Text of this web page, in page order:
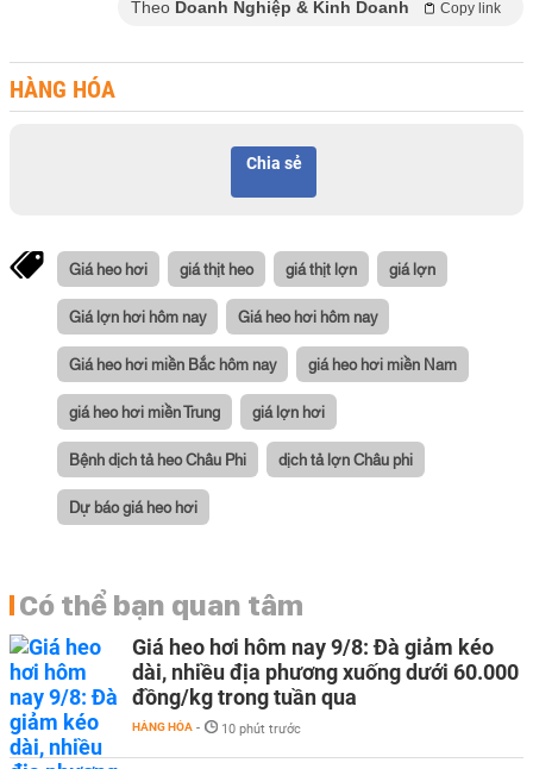
Theo Doanh Nghiệp & Kinh Doanh Copy link
HÀNG HÓA
Chia sẻ
Giá heo hơi giá thịt heo giá thịt lợn giá lợn
Giá lợn hơi hôm nay Giá heo hơi hôm nay
Giá heo hơi miền Bắc hôm nay giá heo hơi miền Nam
giá heo hơi miền Trung giá lợn hơi
Bệnh dịch tả heo Châu Phi dịch tả lợn Châu phi
Dự báo giá heo hơi
Có thể bạn quan tâm
Giá heo hơi hôm nay 9/8: Đà giảm kéo
dài, nhiều địa phương xuống dưới 60.000
đồng/kg trong tuần qua
HÀNG HÓA - 10 phút trước